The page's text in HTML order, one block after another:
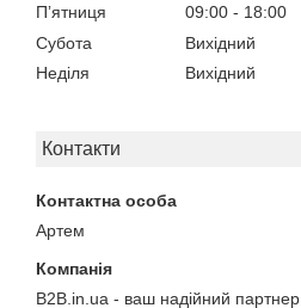
Пʼятниця
09:00
18:00
Субота
Вихідний
Неділя
Вихідний
Контакти
Артем
B2B.in.ua - ваш надійний партнер